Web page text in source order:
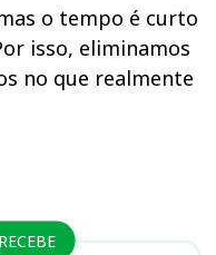
o tempo é curto
isso, eliminamos
no que realmente